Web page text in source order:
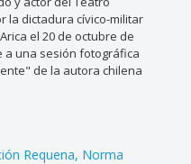
la dictadura cívico-militar
el 20 de octubre de
a una sesión fotográfica
de la autora chilena
Requena Norma